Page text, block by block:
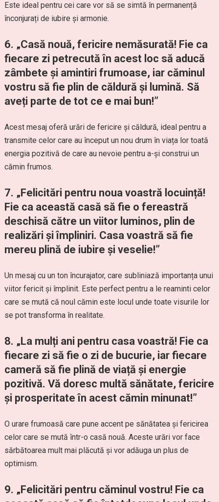
Este ideal pentru cei care vor să se simtă în permanență
înconjurați de iubire și armonie.
6. „Casă nouă, fericire nemăsurată! Fie ca
fiecare zi petrecută în acest loc să aducă
zâmbete și amintiri frumoase, iar căminul
vostru să fie plin de căldură și lumină. Să
aveți parte de tot ce e mai bun!”
Acest mesaj oferă urări de fericire și căldură, ideal pentru a
transmite celor care au început un nou drum în viața lor toată
energia pozitivă de care au nevoie pentru a-și construi un
cămin frumos.
7. „Felicitări pentru noua voastră locuință!
Fie ca această casă să fie o fereastră
deschisă către un viitor luminos, plin de
realizări și împliniri. Casa voastră să fie
mereu plină de iubire și veselie!”
Un mesaj cu un ton încurajator, care subliniază importanța unui
viitor fericit și împlinit. Este perfect pentru a le reaminti celor
care se mută că noul cămin este locul unde toate visurile lor
se pot transforma în realitate.
8. „La mulți ani pentru casa voastră! Fie ca
fiecare zi să fie o zi de bucurie, iar fiecare
cameră să fie plină de viață și energie
pozitivă. Vă doresc multă sănătate, fericire
și prosperitate în acest cămin minunat!”
O urare frumoasă care pune accent pe sănătatea și fericirea
celor care se mută într-o casă nouă. Aceste urări vor face
sărbătoarea mult mai plăcută și vor adăuga un plus de
optimism.
9. „Felicitări pentru căminul vostru! Fie ca